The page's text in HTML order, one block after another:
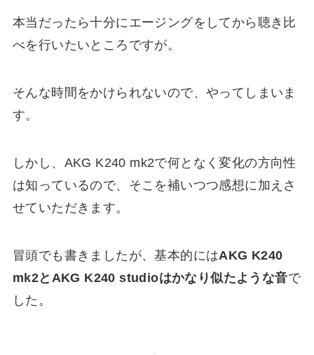
本当だったら十分にエージングをしてから聴き比
べを行いたいところですが。
そんな時間をかけられないので、やってしまいま
す。
しかし、AKG K240 mk2で何となく変化の方向性
は知っているので、そこを補いつつ感想に加えさ
せていただきます。
冒頭でも書きましたが、基本的にはAKG K240
mk2とAKG K240 studioはかなり似たような音で
した。